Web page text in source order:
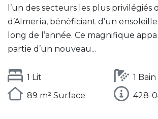
l’un des secteurs les plus privilégiés
d’Almería, bénéficiant d’un
long de l’année. Ce magnifique
partie d’un nouveau...
1 Lit
1 Bain
89 m² Surface
428-